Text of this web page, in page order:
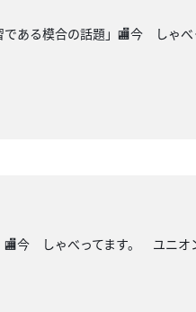
ある模合の話題」🏬今 しゃ
🏬今 しゃべってます。 ユニ